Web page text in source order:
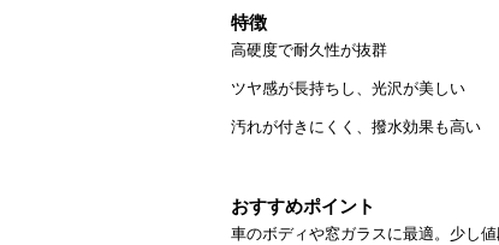
特徴
高硬度で耐久性が抜群
ツヤ感が長持ちし、光沢が美しい
汚れが付きにくく、撥水効果も高い
おすすめポイント
車のボディや窓ガラスに最適。少し